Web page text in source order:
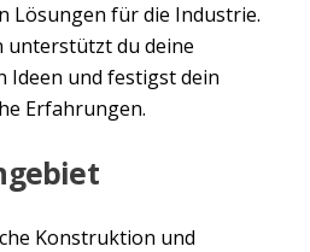
Lösungen für die Industrie.
unterstützt du deine
Ideen und festigst dein
Erfahrungen.
Konstruktion und